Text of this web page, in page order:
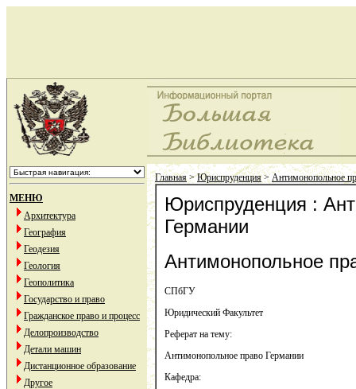
МЕНЮ
Архитектура
География
Геодезия
Геология
Геополитика
Государство и право
Гражданское право и процесс
Делопроизводство
Детали машин
Дистанционное образование
Другое
Главная>Юриспруденция>Антимонопольное
Юриспруденция :
Германии
Антимонопольное
СПбГУ
Юридический Факультет
Реферат на тему:
Антимонопольное право Германии
Кафедра: